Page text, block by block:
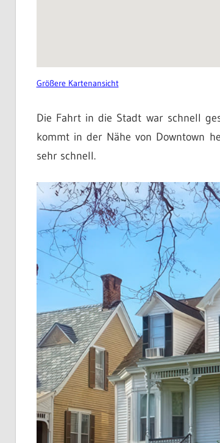
Größere Kartenansicht
Die Fahrt in die Stadt war schnell
kommt in der Nähe von Downtown
sehr schnell.